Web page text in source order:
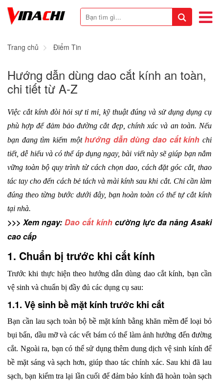
Trang chủ Điểm Tin
Hướng dẫn dùng dao cắt kính an toàn,
chi tiết từ A-Z
Việc cắt kính đòi hỏi sự tỉ mỉ, kỹ thuật đúng và sử dụng dụng cụ
phù hợp để đảm bảo đường cắt đẹp, chính xác và an toàn. Nếu
bạn đang tìm kiếm một hướng dẫn dùng dao cắt kính chi
tiết, dễ hiểu và có thể áp dụng ngay, bài viết này sẽ giúp bạn nắm
vững toàn bộ quy trình từ cách chọn dao, cách đặt góc cắt, thao
tác tay cho đến cách bẻ tách và mài kính sau khi cắt. Chỉ cần làm
đúng theo từng bước dưới đây, bạn hoàn toàn có thể tự cắt kính
tại nhà.
>>> Xem ngay: Dao cắt kính cường lực đa năng Asaki
cao cấp
1. Chuẩn bị trước khi cắt kính
Trước khi thực hiện theo hướng dẫn dùng dao cắt kính, bạn cần
vệ sinh và chuẩn bị đầy đủ các dụng cụ sau:
1.1. Vệ sinh bề mặt kính trước khi cắt
Bạn cần lau sạch toàn bộ bề mặt kính bằng khăn mềm để loại bỏ
bụi bẩn, dầu mỡ và các vết bám có thể làm ảnh hưởng đến đường
cắt. Ngoài ra, bạn có thể sử dụng thêm dung dịch vệ sinh kính để
bề mặt sáng và sạch hơn, giúp thao tác chính xác. Sau khi đã lau
sạch, bạn kiểm tra lại lần cuối để đảm bảo kính đã hoàn toàn sạch